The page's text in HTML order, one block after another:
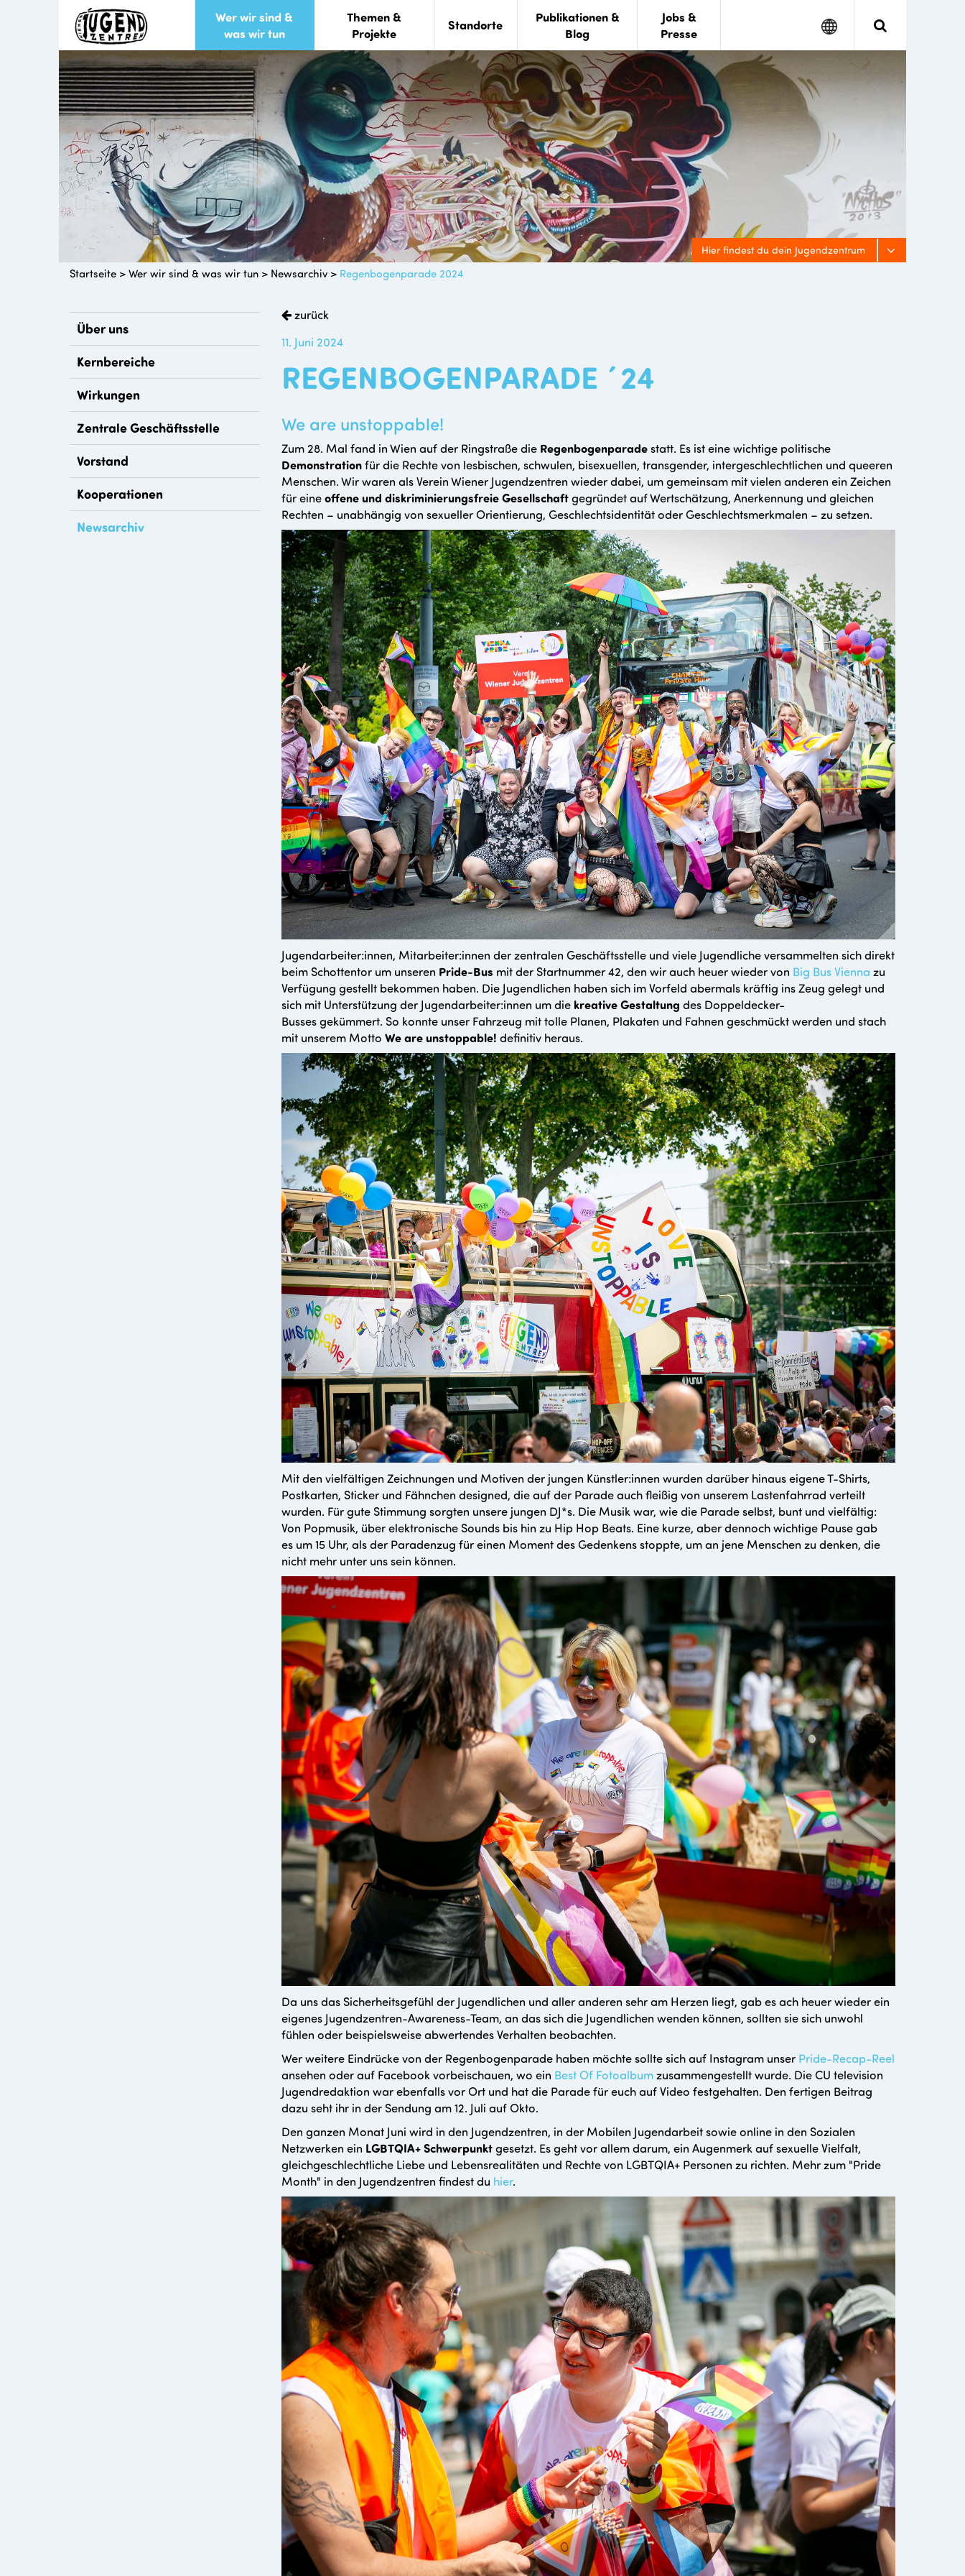
Wer wir sind &
was wir tun
Themen &
Projekte
Standorte
Publikationen &
Blog
Jobs &
Presse
Search
Google
Hier findest du dein Jugendzentrum
Startseite > Wer wir sind & was wir tun > Newsarchiv > Regenbogenparade 2024
Über uns
Kernbereiche
Wirkungen
Zentrale Geschäftsstelle
Vorstand
Kooperationen
Newsarchiv
zurück
11. Juni 2024
REGENBOGENPARADE ´24
We are unstoppable!
Zum 28. Mal fand in Wien auf der Ringstraße die Regenbogenparadestatt. Es ist eine wichtige politische
Demonstrationfür die Rechte von lesbischen, schwulen, bisexuellen, transgender, intergeschlechtlichen und queeren
Menschen. Wir waren als Verein Wiener Jugendzentren wieder dabei, um gemeinsam mit vielen anderen ein Zeichen
für eineoffene und diskriminierungsfreie Gesellschaftgegründet auf Wertschätzung, Anerkennung und gleichen
Rechten – unabhängig von sexueller Orientierung, Geschlechtsidentität oder Geschlechtsmerkmalen – zu setzen.
Jugendarbeiter:innen, Mitarbeiter:innen der zentralen Geschäftsstelle und viele Jugendliche versammelten sich direkt
beim Schottentor um unseren Pride-Bus mit der Startnummer 42, den wir auch heuer wieder von Big Bus Vienna zu
Verfügung gestellt bekommen haben. Die Jugendlichen haben sich im Vorfeld abermals kräftig ins Zeug gelegt und
sich mit Unterstützung der Jugendarbeiter:innen um die kreative Gestaltung des Doppeldecker-
Busses gekümmert. So konnte unser Fahrzeug mit tolle Planen, Plakaten und Fahnen geschmückt werden und stach
mit unserem Motto We are unstoppable! definitiv heraus.
Mit den vielfältigen Zeichnungen und Motiven der jungen Künstler:innen wurden darüber hinaus eigene T-Shirts,
Postkarten, Sticker und Fähnchen designed, die auf der Parade auch fleißig von unserem Lastenfahrrad verteilt
wurden. Für gute Stimmung sorgten unsere jungen DJ*s. Die Musik war, wie die Parade selbst, bunt und vielfältig:
Von Popmusik, über elektronische Sounds bis hin zu Hip Hop Beats. Eine kurze, aber dennoch wichtige Pause gab
es um 15 Uhr, als der Paradenzug für einen Moment des Gedenkens stoppte, um an jene Menschen zu denken, die
nicht mehr unter uns sein können.
Da uns das Sicherheitsgefühl der Jugendlichen und aller anderen sehr am Herzen liegt, gab es ach heuer wieder ein
eigenes Jugendzentren-Awareness-Team, an das sich die Jugendlichen wenden können, sollten sie sich unwohl
fühlen oder beispielsweise abwertendes Verhalten beobachten.
Wer weitere Eindrücke von der Regenbogenparade haben möchte sollte sich auf Instagram unser Pride-Recap-Reel
ansehen oder auf Facebook vorbeischauen, wo ein Best Of Fotoalbumzusammengestellt wurde. Die CU television
Jugendredaktion war ebenfalls vor Ort und hat die Parade für euch auf Video festgehalten. Den fertigen Beitrag
dazu seht ihr in der Sendung am 12. Juli auf Okto.
Den ganzen Monat Juni wird in den Jugendzentren, in der Mobilen Jugendarbeit sowie online in den Sozialen
Netzwerken ein LGBTQIA+ Schwerpunktgesetzt. Es geht vor allem darum, ein Augenmerk auf sexuelle Vielfalt,
gleichgeschlechtliche Liebe und Lebensrealitäten und Rechte von LGBTQIA+ Personen zu richten. Mehr zum "Pride
Month" in den Jugendzentren findest du hier.